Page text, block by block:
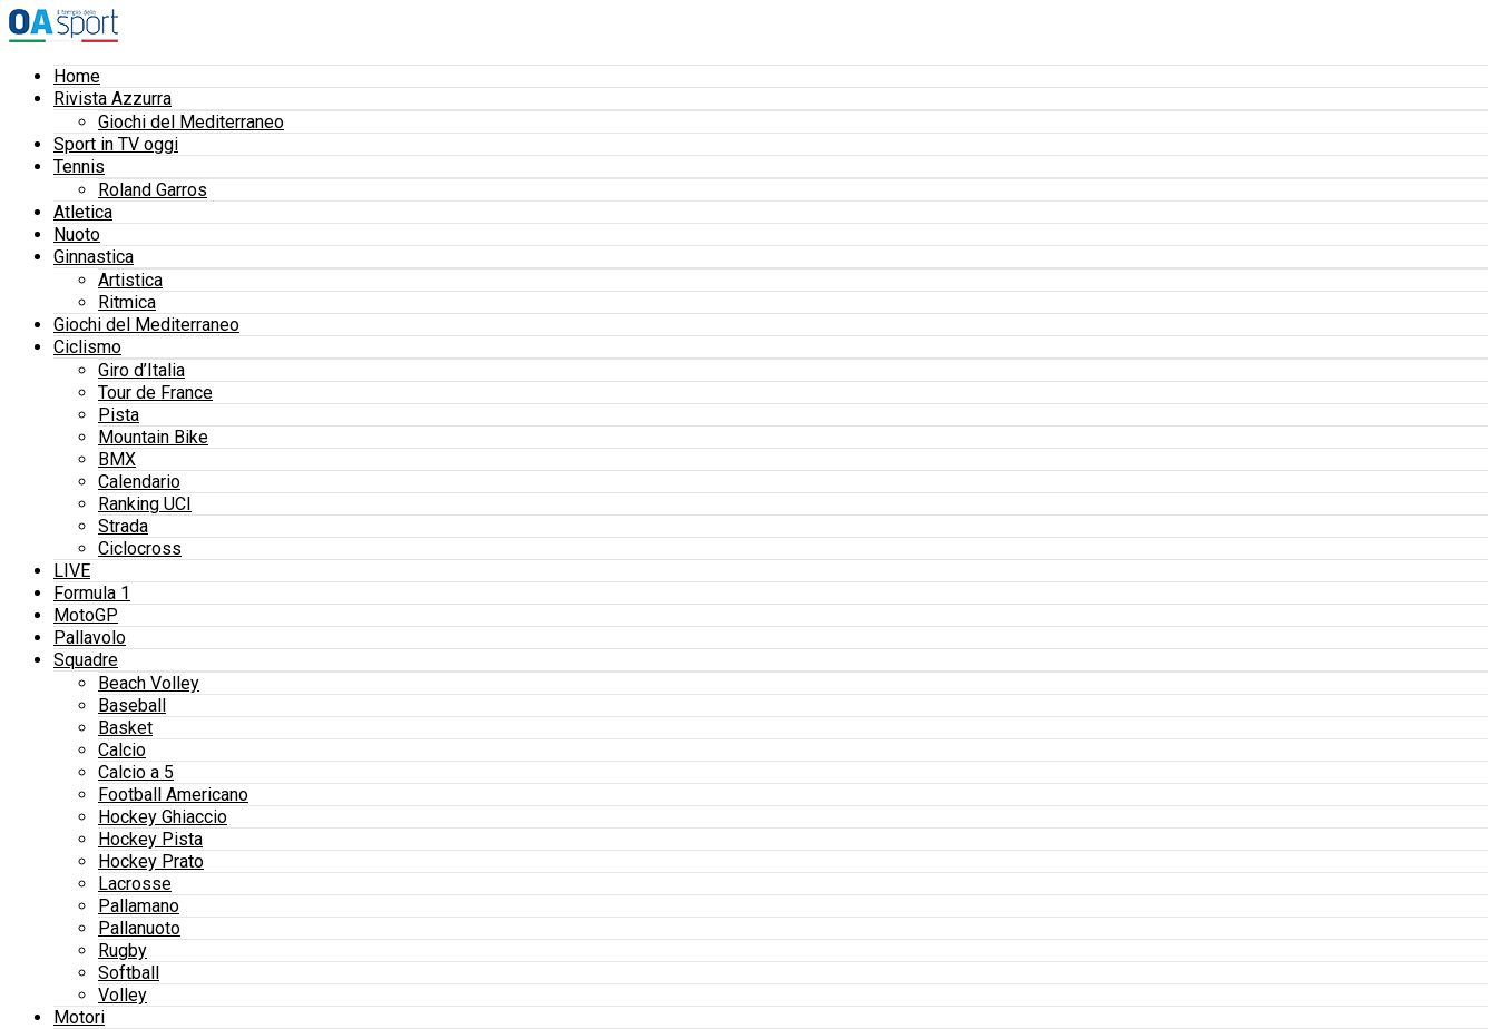
Home
Rivista Azzurra
Giochi del Mediterraneo
Sport in TV oggi
Tennis
Roland Garros
Atletica
Nuoto
Ginnastica
Artistica
Ritmica
Giochi del Mediterraneo
Ciclismo
Giro d’Italia
Tour de France
Pista
Mountain Bike
BMX
Calendario
Ranking UCI
Strada
Ciclocross
LIVE
Formula 1
MotoGP
Pallavolo
Squadre
Beach Volley
Baseball
Basket
Calcio
Calcio a 5
Football Americano
Hockey Ghiaccio
Hockey Pista
Hockey Prato
Lacrosse
Pallamano
Pallanuoto
Rugby
Softball
Volley
Motori